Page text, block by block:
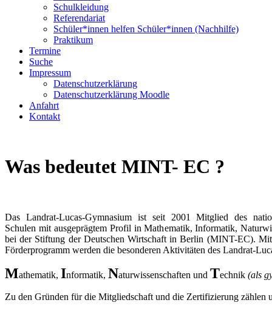
Schulkleidung
Referendariat
Schüler*innen helfen Schüler*innen (Nachhilfe)
Praktikum
Termine
Suche
Impressum
Datenschutzerklärung
Datenschutzerklärung Moodle
Anfahrt
Kontakt
Was bedeutet MINT- EC ?
Das Landrat-Lucas-Gymnasium ist seit 2001 Mitglied des
Schulen mit ausgeprägtem Profil in Mathematik, Informatik,
bei der Stiftung der Deutschen Wirtschaft in Berlin (MINT-EC).
Förderprogramm werden die besonderen Aktivitäten des Landrat-
Mathematik, Informatik, Naturwissenschaften und Technik (als
Zu den Gründen für die Mitgliedschaft und die Zertifizierung zählen